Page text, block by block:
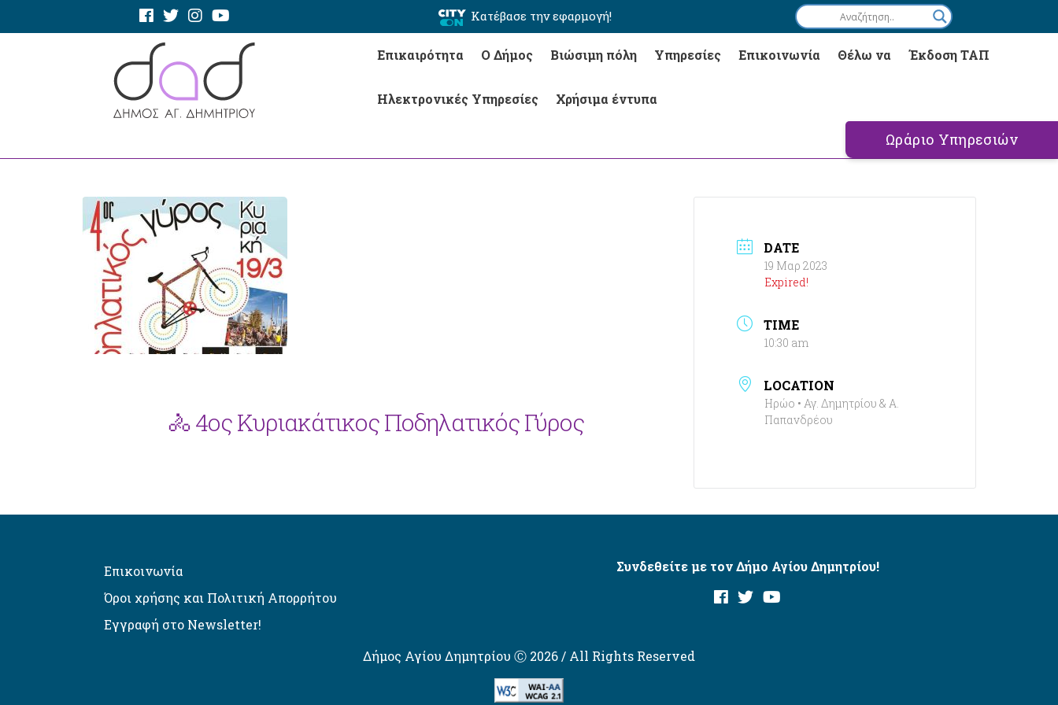
Κατέβασε την εφαρμογή!
Επικαιρότητα Ο Δήμος Βιώσιμη πόλη Υπηρεσίες Επικοινωνία Θέλω να Έκδοση ΤΑΠ
Ηλεκτρονικές Υπηρεσίες Χρήσιμα έντυπα
Ωράριο Υπηρεσιών
🚴 4ος Κυριακάτικος Ποδηλατικός Γύρος
DATE
19 Μαρ 2023
Expired!
TIME
10:30 am
LOCATION
Ηρώο • Αγ. Δημητρίου & Α.
Παπανδρέου
Επικοινωνία
Όροι χρήσης και Πολιτική Απορρήτου
Εγγραφή στο Newsletter!
Συνδεθείτε με τον Δήμο Αγίου Δημητρίου!
Δήμος Αγίου Δημητρίου Ⓒ 2026 / All Rights Reserved